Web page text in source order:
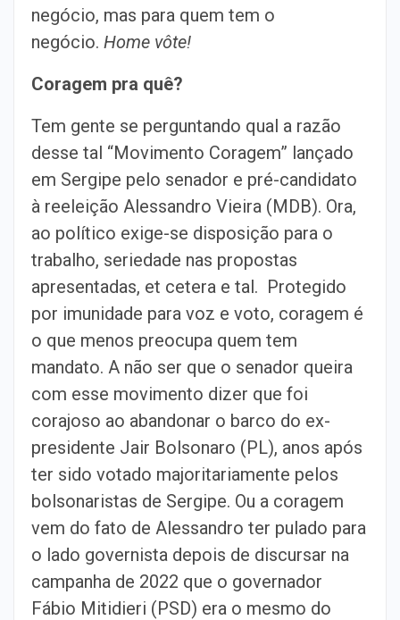
negócio, mas para quem tem o
negócio. Home vôte!
Coragem pra quê?
Tem gente se perguntando qual a razão
desse tal “Movimento Coragem” lançado
em Sergipe pelo senador e pré-candidato
à reeleição Alessandro Vieira (MDB). Ora,
ao político exige-se disposição para o
trabalho, seriedade nas propostas
apresentadas, et cetera e tal. Protegido
por imunidade para voz e voto, coragem é
o que menos preocupa quem tem
mandato. A não ser que o senador queira
com esse movimento dizer que foi
corajoso ao abandonar o barco do ex-
presidente Jair Bolsonaro (PL), anos após
ter sido votado majoritariamente pelos
bolsonaristas de Sergipe. Ou a coragem
vem do fato de Alessandro ter pulado para
o lado governista depois de discursar na
campanha de 2022 que o governador
Fábio Mitidieri (PSD) era o mesmo do